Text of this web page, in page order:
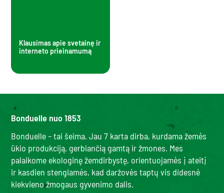
Klausimas apie svetainę ir
interneto prieinamumą
Bonduelle nuo 1853
Bonduelle – tai šeima. Jau 7 karta dirba, kurdama žemės
ūkio produkciją, gerbiančią gamtą ir žmones. Mes
palaikome ekologinę žemdirbystę, orientuojamės į ateitį
ir kasdien stengiamės, kad daržovės taptų vis didesnė
kiekvieno žmogaus gyvenimo dalis.